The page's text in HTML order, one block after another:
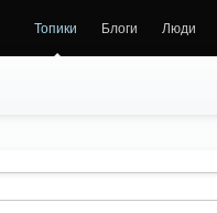
Топики Блоги Люди